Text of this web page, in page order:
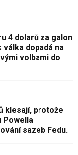
4 dolarů za galon
válka dopadá na
volbami do
klesají, protože
Powella
sazeb Fedu.